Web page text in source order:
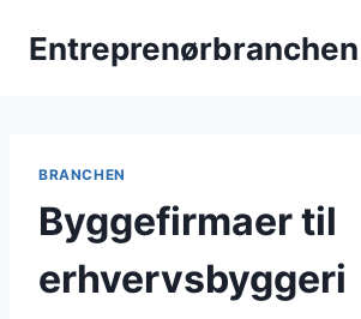
Entreprenørbranchen
BRANCHEN
Byggefirmaer til
erhvervsbyggeri